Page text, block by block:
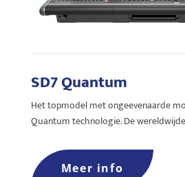
SD7 Quantum
Het topmodel met ongeevenaarde
Quantum technologie. De
Meer info